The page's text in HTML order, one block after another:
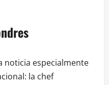
noticia especialmente
la chef